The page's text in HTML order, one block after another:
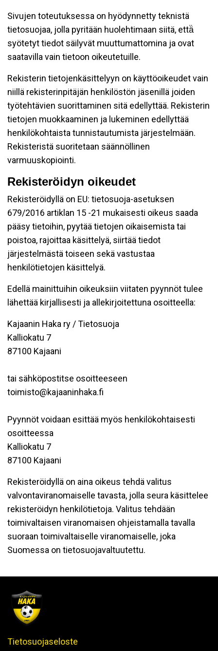
Sivujen toteutuksessa on hyödynnetty teknistä
tietosuojaa, jolla pyritään huolehtimaan siitä, että̈
syötetyt tiedot säilyvät muuttumattomina ja ovat
saatavilla vain tietoon oikeutetuille.
Rekisterin tietojenkäsittelyyn on käyttöoikeudet vain
niillä rekisterinpitäjän henkilöstön jäsenillä joiden
työtehtävien suorittaminen sitä edellyttää. Rekisterin
tietojen muokkaaminen ja lukeminen edellyttää
henkilökohtaista tunnistautumista järjestelmään.
Rekisteristä suoritetaan säännöllinen
varmuuskopiointi.
Rekisteröidyn oikeudet
Rekisteröidyllä on EU: tietosuoja-asetuksen
679/2016 artiklan 15 -21 mukaisesti oikeus saada
pääsy tietoihin, pyytää tietojen oikaisemista tai
poistoa, rajoittaa käsittelyä, siirtää tiedot
järjestelmästä toiseen sekä vastustaa
henkilötietojen käsittelyä.
Edellä mainittuihin oikeuksiin viitaten pyynnöt tulee
lähettää kirjallisesti ja allekirjoitettuna osoitteella:
Kajaanin Haka ry / Tietosuoja
Kalliokatu 7
87100 Kajaani
tai sähköpostitse osoitteeseen
toimisto@kajaaninhaka.fi
Pyynnöt voidaan esittää myös henkilökohtaisesti
osoitteessa
Kalliokatu 7
87100 Kajaani
Rekisteröidyllä on aina oikeus tehdä valitus
valvontaviranomaiselle tavasta, jolla seura käsittelee
rekisteröidyn henkilötietoja. Valitus tehdään
toimivaltaisen viranomaisen ohjeistamalla tavalla
suoraan toimivaltaiselle viranomaiselle, joka
Suomessa on tietosuojavaltuutettu.
Tietosuojaseloste